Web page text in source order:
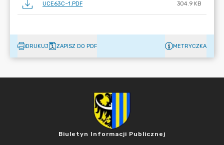
UCE63C~1.PDF 304.9 KB
DRUKUJ ZAPISZ DO PDF METRYCZKA
Biuletyn Informacji Publicznej